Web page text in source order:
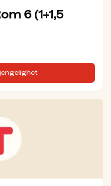
6 (1+1,5